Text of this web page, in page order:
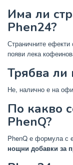
Има ли
Phen24?
Страничните
появи лека
Трябва ли
Не, налично е на
По какво
PhenQ?
PhenQ е формула с
нощни добавки за